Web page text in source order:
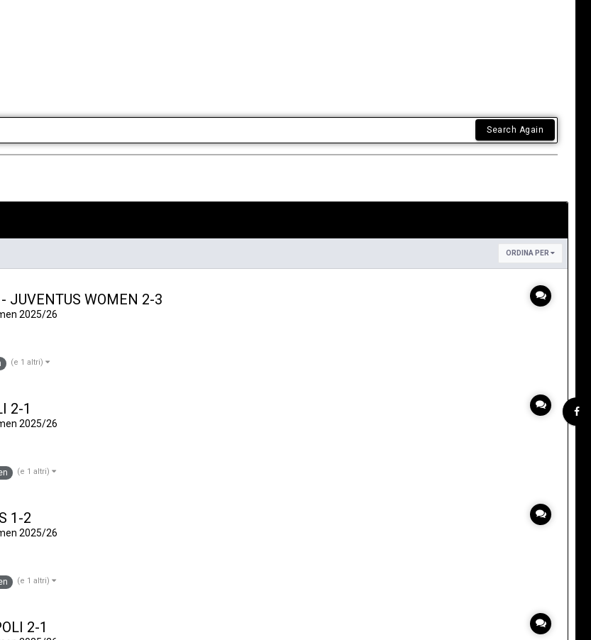
Search Again
ORDINA PER
JUVENTUS WOMEN 2-3
2025/26
(e 1 altri)
2-1
2025/26
(e 1 altri)
1-2
2025/26
(e 1 altri)
2-1